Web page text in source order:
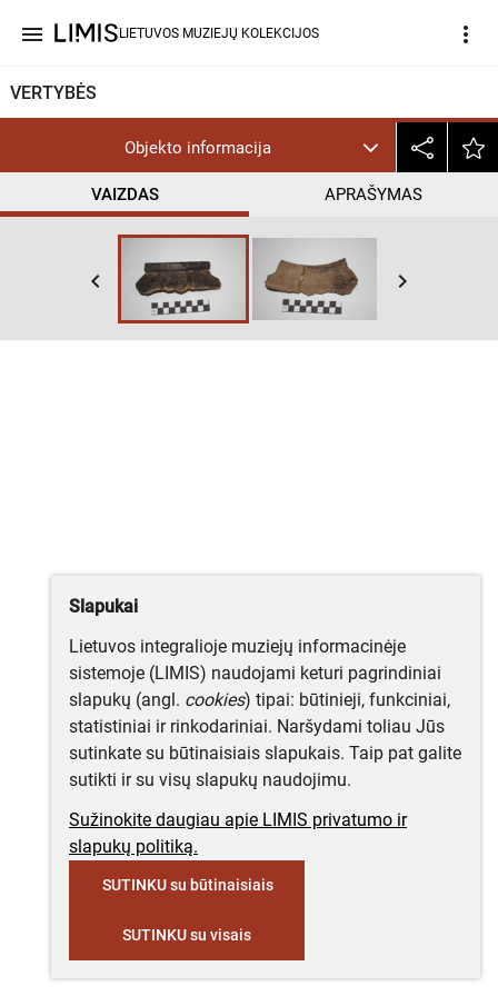
menu LIETUVOS MUZIEJŲ KOLEKCIJOS more_vert
VERTYBĖS
Objekto informacija
VAIZDAS APRAŠYMAS
keyboard_arrow_left keyboard_arrow_right
Slapukai
Lietuvos integralioje muziejų informacinėje
sistemoje (LIMIS) naudojami keturi pagrindiniai
slapukų (angl. cookies) tipai: būtinieji, funkciniai,
statistiniai ir rinkodariniai. Naršydami toliau Jūs
sutinkate su būtinaisiais slapukais. Taip pat galite
sutikti ir su visų slapukų naudojimu.
Sužinokite daugiau apie LIMIS privatumo ir
slapukų politiką.
SUTINKU su būtinaisiais
SUTINKU su visais